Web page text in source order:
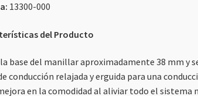
13300-000
del Producto
base del manillar aproximadamente 38 mm y
conducción relajada y erguida para una
en la comodidad al aliviar todo el sistema